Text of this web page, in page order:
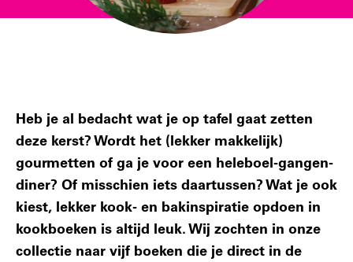
Heb je al bedacht wat je op tafel gaat zetten
deze kerst? Wordt het (lekker makkelijk)
gourmetten of ga je voor een heleboel-gangen-
diner? Of misschien iets daartussen? Wat je ook
kiest, lekker kook- en bakinspiratie opdoen in
kookboeken is altijd leuk. Wij zochten in onze
collectie naar vijf boeken die je direct in de